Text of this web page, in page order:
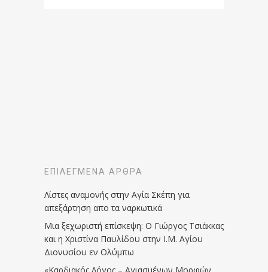
ΕΠΙΛΕΓΜΈΝΑ ΆΡΘΡΑ
Λίστες αναμονής στην Αγία Σκέπη για
απεξάρτηση απο τα ναρκωτικά
Μια ξεχωριστή επίσκεψη: Ο Γιώργος Τσιάκκας
και η Χριστίνα Παυλίδου στην Ι.Μ. Αγίου
Διονυσίου εν Ολύμπω
«Καρδιακός Λόγος – Αγιασμένων Μορφών